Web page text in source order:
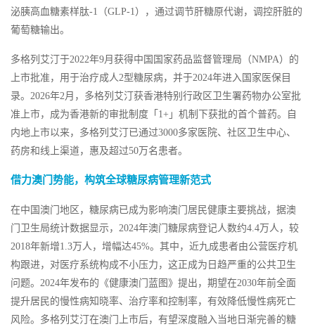
泌胰高血糖素样肽-1（GLP-1），通过调节肝糖原代谢，调控肝脏的
葡萄糖输出。
多格列艾汀于2022年9月获得中国国家药品监督管理局（NMPA）的
上市批准，用于治疗成人2型糖尿病，并于2024年进入国家医保目
录。2026年2月，多格列艾汀获香港特别行政区卫生署药物办公室批
准上市，成为香港新的审批制度「1+」机制下获批的首个普药。自
内地上市以来，多格列艾汀已通过3000多家医院、社区卫生中心、
药房和线上渠道，惠及超过50万名患者。
借力澳门势能，构筑全球糖尿病管理新范式
在中国澳门地区，糖尿病已成为影响澳门居民健康主要挑战，据澳
门卫生局统计数据显示，2024年澳门糖尿病登记人数约4.4万人，较
2018年新增1.3万人，增幅达45%。其中，近九成患者由公营医疗机
构跟进，对医疗系统构成不小压力，这正成为日趋严重的公共卫生
问题。2024年发布的《健康澳门蓝图》提出，期望在2030年前全面
提升居民的慢性病知晓率、治疗率和控制率，有效降低慢性病死亡
风险。多格列艾汀在澳门上市后，有望深度融入当地日渐完善的糖